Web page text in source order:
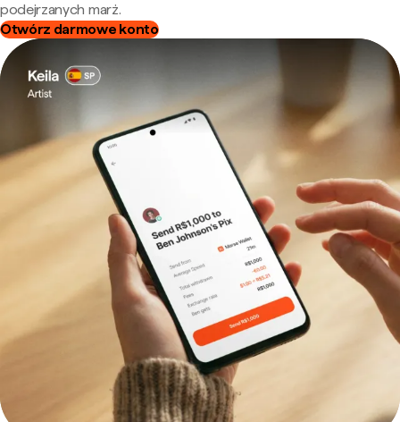
podejrzanych marż.
Otwórz darmowe konto